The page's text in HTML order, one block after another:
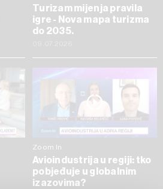
Turizam mijenja pravila
igre - Nova mapa turizma
do 2035.
Zoom In
Avioindustrija u regiji: tko
pobjeđuje u globalnim
izazovima?